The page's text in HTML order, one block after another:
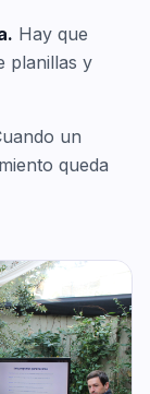
Hay que
planillas y
un
queda